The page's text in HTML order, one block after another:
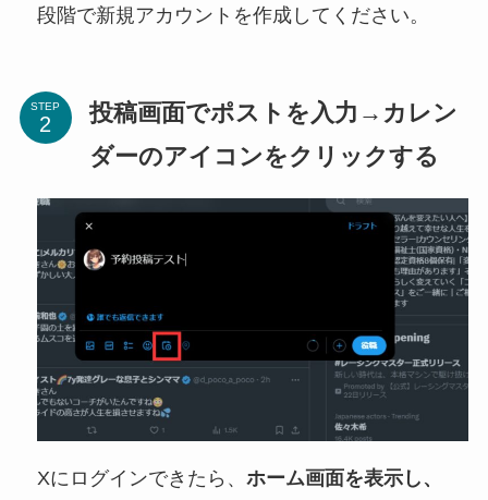
段階で新規アカウントを作成してください。
STEP
投稿画面でポストを入力→カレン
ダーのアイコンをクリックする
Xにログインできたら、 ホーム画面を表示し、